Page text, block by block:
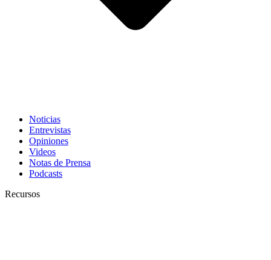
Noticias
Entrevistas
Opiniones
Videos
Notas de Prensa
Podcasts
Recursos